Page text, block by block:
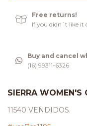
Free returns!
If you didn´t like it
Buy and cancel
(16) 99311-6326
SIERRA WOMEN'S
11540 VENDIDOS.